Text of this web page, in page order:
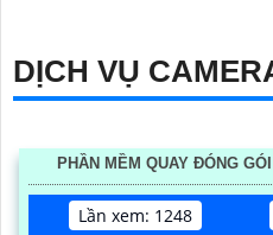
DỊCH VỤ
PHẦN MỀM QUAY ĐÓNG
Lần xem: 1248